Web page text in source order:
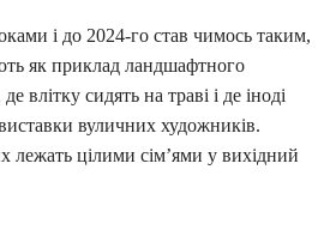
і до 2024-го став чимось таким,
як приклад ландшафтного
влітку сидять на траві і де іноді
вуличних художників.
лежать цілими сім’ями у вихідний